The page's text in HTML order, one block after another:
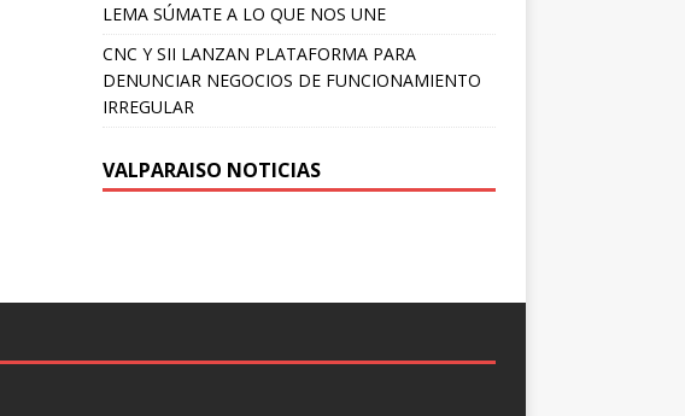
LEMA SÚMATE A LO QUE NOS UNE
CNC Y SII LANZAN PLATAFORMA PARA
DENUNCIAR NEGOCIOS DE FUNCIONAMIENTO
IRREGULAR
VALPARAISO NOTICIAS